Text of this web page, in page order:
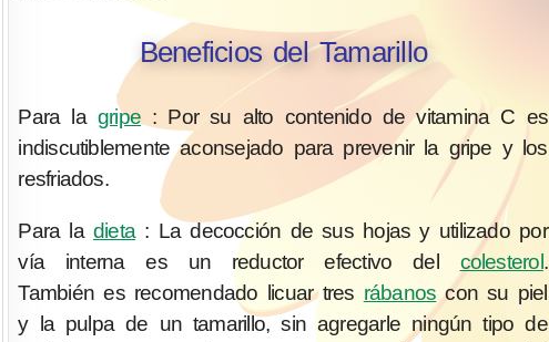
Beneficios del Tamarillo
Para la gripe : Por su alto contenido de vitamina C es
indiscutiblemente aconsejado para prevenir la gripe y los
resfriados.
Para la dieta : La decocción de sus hojas y utilizado por
vía interna es un reductor efectivo del colesterol .
También es recomendado licuar tres rábanos con su piel
y la pulpa de un tamarillo, sin agregarle ningún tipo de